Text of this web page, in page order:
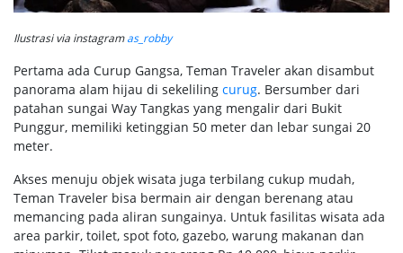
Ilustrasi via instagramas_robby
Pertama ada Curup Gangsa, Teman Traveler akan disambut
panorama alam hijau di sekeliling curug. Bersumber dari
patahan sungai Way Tangkas yang mengalir dari Bukit
Punggur, memiliki ketinggian 50 meter dan lebar sungai 20
meter.
Akses menuju objek wisata juga terbilang cukup mudah,
Teman Traveler bisa bermain air dengan berenang atau
memancing pada aliran sungainya. Untuk fasilitas wisata ada
area parkir, toilet, spot foto, gazebo, warung makanan dan